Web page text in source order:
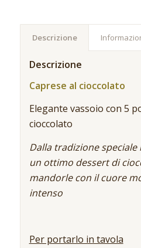
Descrizione
Descrizione
Caprese al cioccolato
Elegante vassoio con 5
cioccolato
Dalla tradizione speciale
un ottimo dessert di
mandorle con il cuore
intenso
Per portarlo in tavola